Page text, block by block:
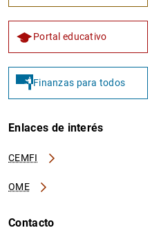
Portal educativo
Finanzas para todos
Enlaces de interés
CEMFI
OME
Contacto